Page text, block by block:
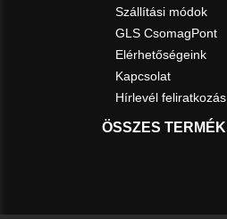
Szállítási módok
GLS CsomagPont
Elérhetőségeink
Kapcsolat
Hírlevél feliratkozás
ÖSSZES TERMÉK